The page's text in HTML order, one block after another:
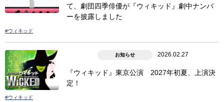
て、劇団四季俳優が『ウィキッド』劇中ナンバ
ーを披露しました
#ウィキッド
お知らせ 2026.02.27
『ウィキッド』東京公演 2027年初夏、上演決
定！
#ウィキッド